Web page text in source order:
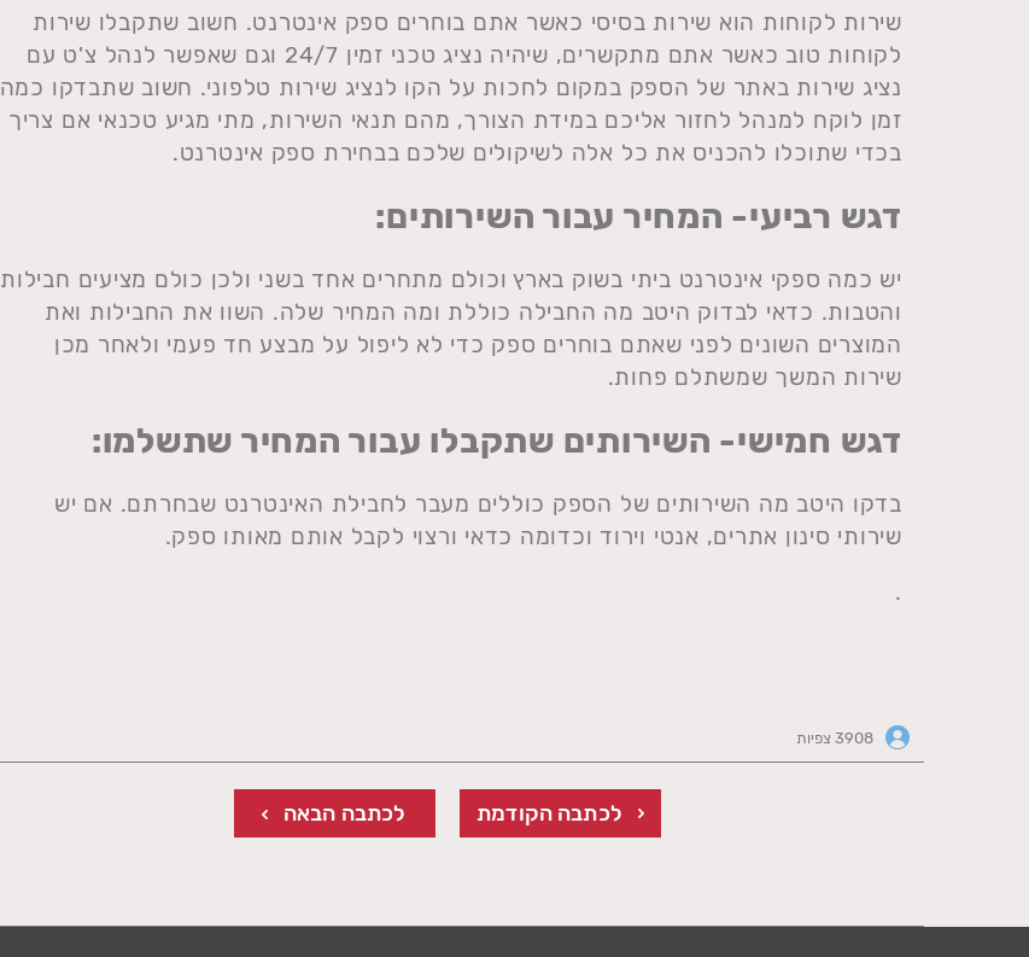
שירות לקוחות הוא שירות בסיסי כאשר אתם בוחרים ספק אינטרנט. חשוב שתקבלו שירות
לקוחות טוב כאשר אתם מתקשרים, שיהיה נציג טכני זמין 24/7 וגם שאפשר לנהל צ'ט עם
נציג שירות באתר של הספק במקום לחכות על הקו לנציג שירות טלפוני. חשוב שתבדקו כמה
זמן לוקח למנהל לחזור אליכם במידת הצורך, מהם תנאי השירות, מתי מגיע טכנאי אם צריך
בכדי שתוכלו להכניס את כל אלה לשיקולים שלכם בבחירת ספק אינטרנט.
דגש רביעי- המחיר עבור השירותים:
יש כמה ספקי אינטרנט ביתי בשוק בארץ וכולם מתחרים אחד בשני ולכן כולם מציעים חבילות
והטבות. כדאי לבדוק היטב מה החבילה כוללת ומה המחיר שלה. השוו את החבילות ואת
המוצרים השונים לפני שאתם בוחרים ספק כדי לא ליפול על מבצע חד פעמי ולאחר מכן
שירות המשך שמשתלם פחות.
דגש חמישי- השירותים שתקבלו עבור המחיר שתשלמו:
בדקו היטב מה השירותים של הספק כוללים מעבר לחבילת האינטרנט שבחרתם. אם יש
שירותי סינון אתרים, אנטי וירוד וכדומה כדאי ורצוי לקבל אותם מאותו ספק.
.
לכתבה הקודמת לכתבה הבאה